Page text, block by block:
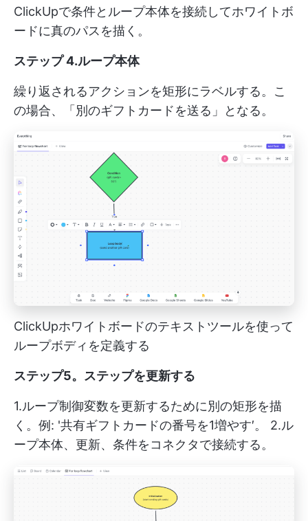
ClickUpで条件とループ本体を接続してホワイトボ
ードに真のパスを描く。
ステップ 4.ループ本体
繰り返されるアクションを矩形にラベルする。こ
の場合、「別のギフトカードを送る」となる。
ClickUpホワイトボードのテキストツールを使って
ループボディを定義する
ステップ5。ステップを更新する
1.ループ制御変数を更新するために別の矩形を描
く。例: '共有ギフトカードの番号を1増やす′。 2.ル
ープ本体、更新、条件をコネクタで接続する。